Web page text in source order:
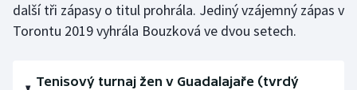
Short track
další tři zápasy o titul prohrála. Jediný vzájemný zápas v
Torontu 2019 vyhrála Bouzková ve dvou setech.
Tenisový turnaj žen v Guadalajaře (tvrdý